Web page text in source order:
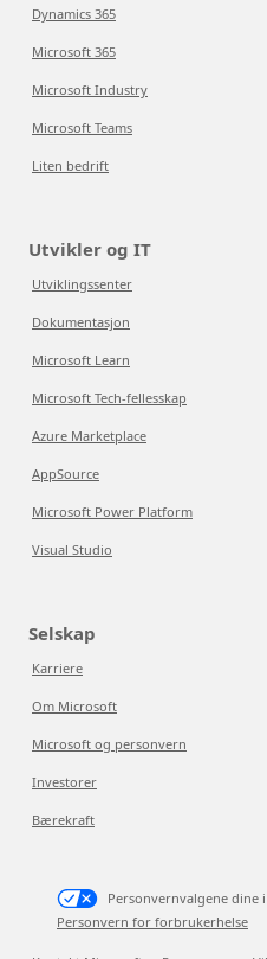
Dynamics 365
Microsoft 365
Microsoft Industry
Microsoft Teams
Liten bedrift
Utvikler og IT
Utviklingssenter
Dokumentasjon
Microsoft Learn
Microsoft Tech-fellesskap
Azure Marketplace
AppSource
Microsoft Power Platform
Visual Studio
Selskap
Karriere
Om Microsoft
Microsoft og personvern
Investorer
Bærekraft
Personvernvalgene dine
Personvern for forbrukerhelse